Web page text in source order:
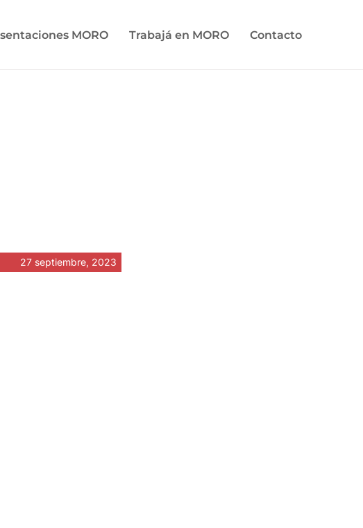
MORO Trabajá en MORO Contacto
27 septiembre, 2023